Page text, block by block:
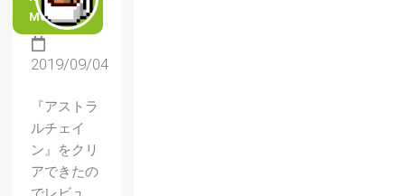
MORE
2019/09/04
『アストラ
ルチェイ
ン』をクリ
アできたの